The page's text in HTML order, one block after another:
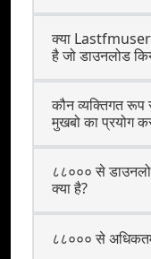
क्या Lastfmuser का प्रयोग उन प्रोटोकॉल को करता
है जो डाउनलोड
कौन व्यक्‍तिगत
मुखबो का प्रयोग
८८००० से
क्या है?
८८००० से अधिकतम